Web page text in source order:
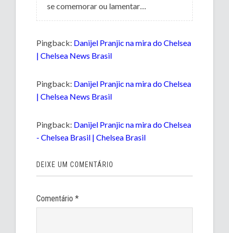
se comemorar ou lamentar…
Pingback: Danijel Pranjic na mira do Chelsea
| Chelsea News Brasil
Pingback: Danijel Pranjic na mira do Chelsea
| Chelsea News Brasil
Pingback: Danijel Pranjic na mira do Chelsea
- Chelsea Brasil | Chelsea Brasil
DEIXE UM COMENTÁRIO
Comentário*